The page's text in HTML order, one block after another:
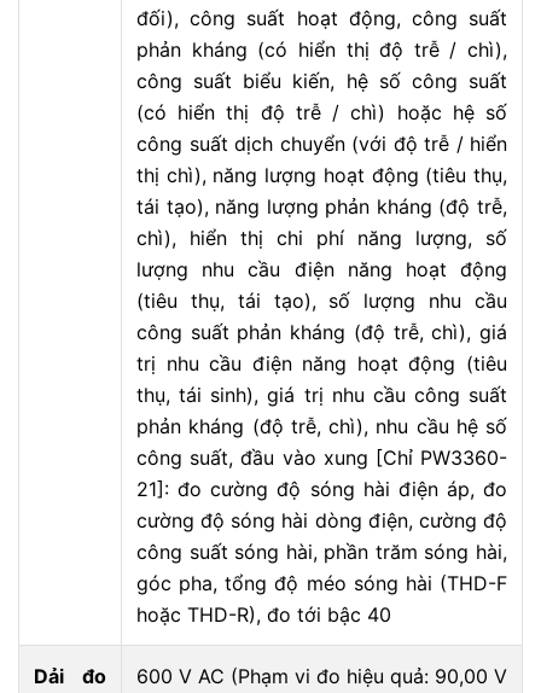
đối), công suất hoạt động, công suất
phản kháng (có hiển thị độ trễ / chì),
công suất biểu kiến, hệ số công suất
(có hiển thị độ trễ / chì) hoặc hệ số
công suất dịch chuyển (với độ trễ / hiển
thị chì), năng lượng hoạt động (tiêu thụ,
tái tạo), năng lượng phản kháng (độ trễ,
chì), hiển thị chi phí năng lượng, số
lượng nhu cầu điện năng hoạt động
(tiêu thụ, tái tạo), số lượng nhu cầu
công suất phản kháng (độ trễ, chì), giá
trị nhu cầu điện năng hoạt động (tiêu
thụ, tái sinh), giá trị nhu cầu công suất
phản kháng (độ trễ, chì), nhu cầu hệ số
công suất, đầu vào xung [Chỉ PW3360-
21]: đo cường độ sóng hài điện áp, đo
cường độ sóng hài dòng điện, cường độ
công suất sóng hài, phần trăm sóng hài,
góc pha, tổng độ méo sóng hài (THD-F
hoặc THD-R), đo tới bậc 40
Dải đo
600 V AC (Phạm vi đo hiệu quả: 90,00 V